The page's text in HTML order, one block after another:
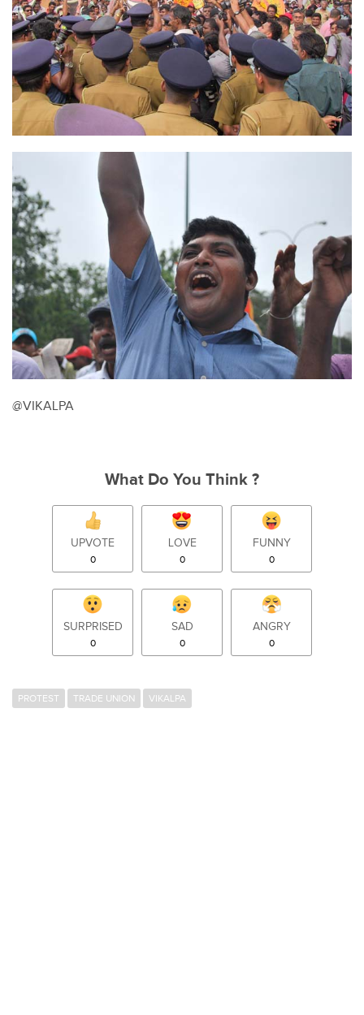
@VIKALPA
What Do You Think ?
UPVOTE
0
LOVE
0
FUNNY
0
SURPRISED
0
SAD
0
ANGRY
0
PROTEST TRADE UNION VIKALPA